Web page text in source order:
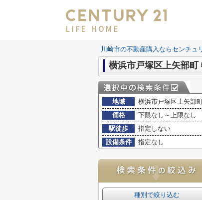
LIFE HOME
川崎市の不動産購入ならセンチ
横浜市戸塚区上矢部町
地域
横浜市戸塚区上矢部
価格
下限なし～上限なし
駅徒歩
指定しない
設備条件
指定なし
種別で絞り込む